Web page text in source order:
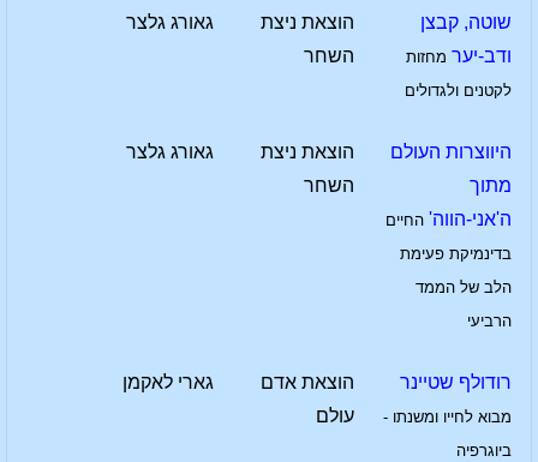
שוטה, קבצן
ודב-יער מחזות
לקטנים ולגדולים
הוצאת ניצת
השחר
גאורג גלצר
היווצרות העולם
מתוך
ה'אני-הווה' החיים
בדינמיקת פעימת
הלב של הממד
הרביעי
הוצאת ניצת
השחר
גאורג גלצר
רודולף שטיינר
מבוא לחייו ומשנתו -
ביוגרפיה
הוצאת אדם
עולם
גארי לאקמן